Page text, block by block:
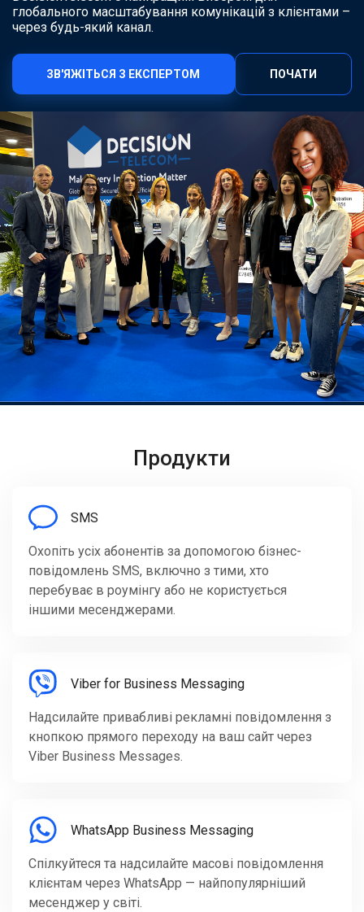
глобального масштабування комунікацій з клієнтами –
через будь-який канал.
ЗВ'ЯЖІТЬСЯ З ЕКСПЕРТОМ ПОЧАТИ
Продукти
SMS
Охопіть усіх абонентів за допомогою бізнес-
повідомлень SMS, включно з тими, хто
перебуває в роумінгу або не користується
іншими месенджерами.
Viber for Business Messaging
Надсилайте привабливі рекламні повідомлення з
кнопкою прямого переходу на ваш сайт через
Viber Business Messages.
WhatsApp Business Messaging
Спілкуйтеся та надсилайте масові повідомлення
клієнтам через WhatsApp — найпопулярніший
месенджер у світі.